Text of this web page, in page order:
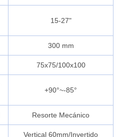
15-27"
300 mm
75x75/100x100
+90°~-85°
Resorte Mecánico
Vertical 60mm/Invertido